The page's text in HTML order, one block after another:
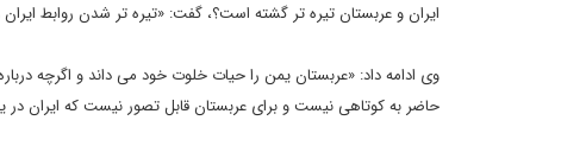
ایران و عربستان تیره تر گشته است؟، گفت: «تیره تر شدن روابط
وی ادامه داد: «عربستان یمن را حیات خلوت خود می داند و اگرچه
حاضر به کوتاهی نیست و برای عربستان قابل تصور نیست که ایران در